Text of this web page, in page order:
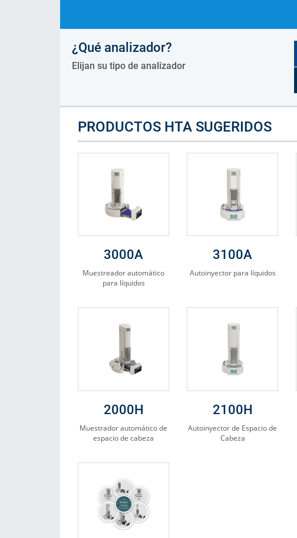
Soluciones
¿Qué analizador?
Elijan su tipo de analizador
PRODUCTOS HTA SUGERIDOS
3000A
Muestreador automático
para líquidos
3100A
Autoinyector para líquidos
2000H
Muestrador automático de
espacio de cabeza
2100H
Autoinyector de Espacio de
Cabeza